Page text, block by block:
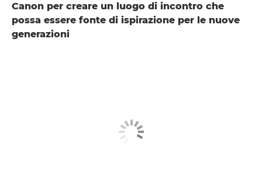
Canon per creare un luogo di incontro che
possa essere fonte di ispirazione per le nuove
generazioni